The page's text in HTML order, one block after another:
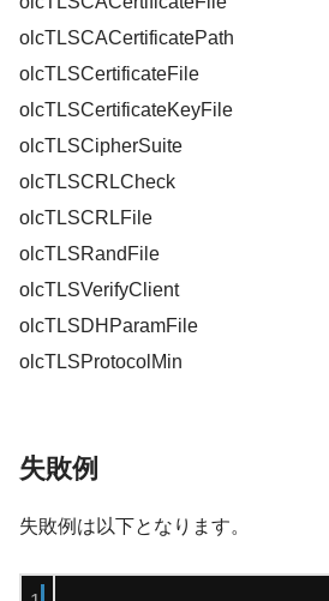
olcTLSCACertificatePath
olcTLSCertificateFile
olcTLSCertificateKeyFile
olcTLSCipherSuite
olcTLSCRLCheck
olcTLSCRLFile
olcTLSRandFile
olcTLSVerifyClient
olcTLSDHParamFile
olcTLSProtocolMin
失敗例
失敗例は以下となります。